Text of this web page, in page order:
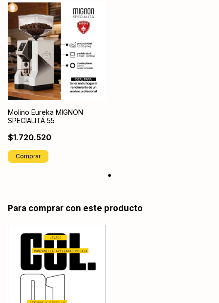
Molino Eureka MIGNON
SPECIALITÁ 55
$1.720.520
Comprar
Para comprar con este producto